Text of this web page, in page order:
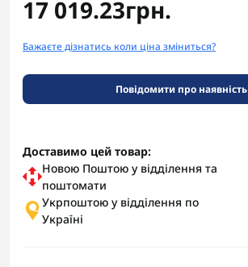
17 019.23грн.
Бажаєте дізнатись коли ціна зміниться?
Повідомити про наявність
Доставимо цей товар:
Новою Поштою у відділення та
поштомати
Укрпоштою у відділення по
Україні